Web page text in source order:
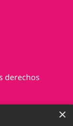
derechos
×